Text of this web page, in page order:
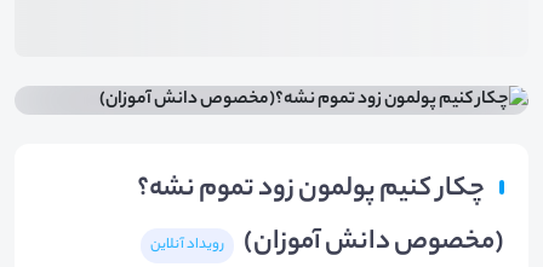
چکار کنیم پولمون زود تموم نشه؟
(مخصوص دانش آموزان)
رویداد آنلاین